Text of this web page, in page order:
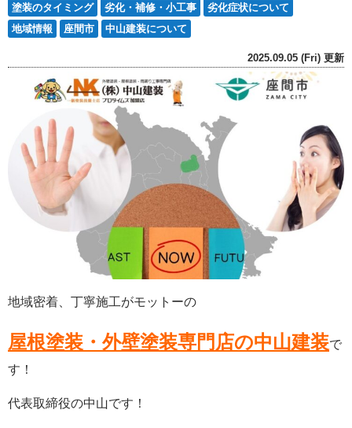
塗装のタイミング
劣化・補修・小工事
劣化症状について
地域情報
座間市 中山建装について
2025.09.05 (Fri) 更新
地域密着、丁寧施工がモットーの
屋根塗装・外壁塗装専門店の中山建装で
す！
代表取締役の中山です！